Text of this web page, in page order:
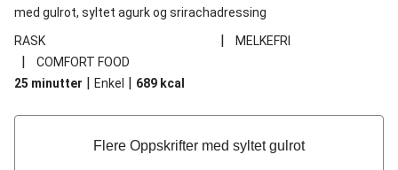
med gulrot, syltet agurk og srirachadressing
RASK
| MELKEFRI
|
COMFORT FOOD
25 minutter | Enkel | 689 kcal
Flere Oppskrifter med syltet gulrot